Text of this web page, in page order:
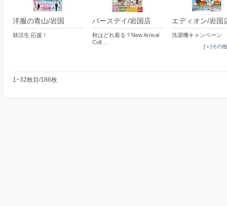
洋服の青山/岩国
就活生 応援！
バースデイ/岩国店
秋はどれ着る？New Arrival
Coll…
エディオン/岩国
洗濯機キャンペーン
[＋]その
1~32枚目/186枚